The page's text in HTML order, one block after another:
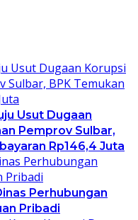
Usut Dugaan
Pemprov Sulbar,
Rp146,4 Juta
Perhubungan
Pribadi